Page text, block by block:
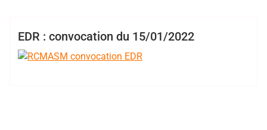
EDR
EDR : convocation du 15/01/2022